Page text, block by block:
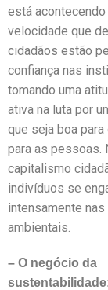
está acontecendo
velocidade que
cidadãos estão
confiança nas
tomando uma
ativa na luta por
que seja boa para
para as pessoas.
capitalismo
indivíduos se
intensamente nas
ambientais.
– O negócio da